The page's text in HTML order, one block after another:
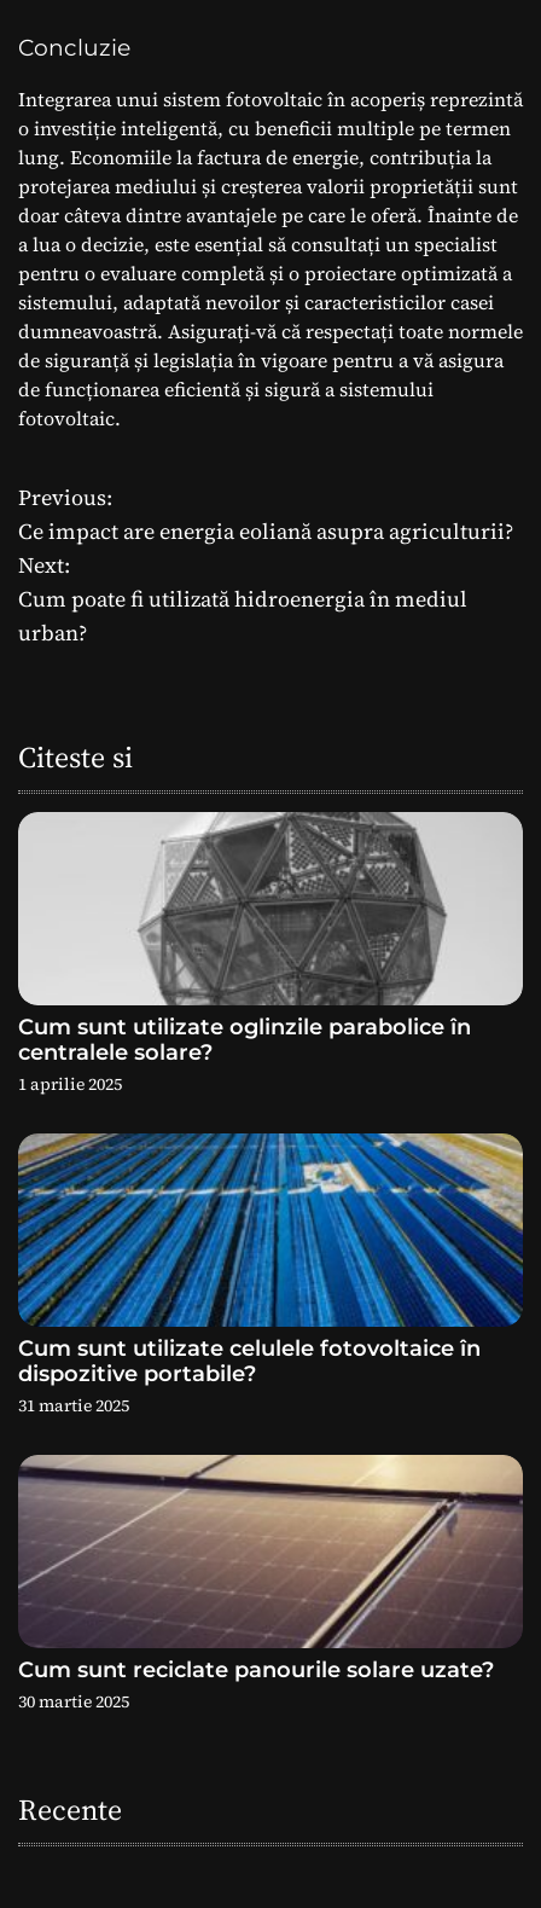
Concluzie
Integrarea unui sistem fotovoltaic în acoperiș reprezintă
o investiție inteligentă, cu beneficii multiple pe termen
lung. Economiile la factura de energie, contribuția la
protejarea mediului și creșterea valorii proprietății sunt
doar câteva dintre avantajele pe care le oferă. Înainte de
a lua o decizie, este esențial să consultați un specialist
pentru o evaluare completă și o proiectare optimizată a
sistemului, adaptată nevoilor și caracteristicilor casei
dumneavoastră. Asigurați-vă că respectați toate normele
de siguranță și legislația în vigoare pentru a vă asigura
de funcționarea eficientă și sigură a sistemului
fotovoltaic.
N
a
v
a
r
a
r
t
i
c
o
l
e
Previous:
Ce impact are energia eoliană asupra agriculturii?
Next:
Cum poate fi utilizată hidroenergia în mediul
urban?
Citeste si
Cum sunt utilizate oglinzile parabolice în
centralele solare?
1 aprilie 2025
Cum sunt utilizate celulele fotovoltaice în
dispozitive portabile?
31 martie 2025
Cum sunt reciclate panourile solare uzate?
30 martie 2025
Recente